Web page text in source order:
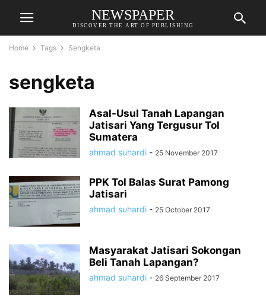
NEWSPAPER
DISCOVER THE ART OF PUBLISHING
Home Tags Sengketa
sengketa
Asal-Usul Tanah Lapangan
Jatisari Yang Tergusur Tol
Sumatera
ahmad suhardi - 25 November 2017
PPK Tol Balas Surat Pamong
Jatisari
ahmad suhardi - 25 October 2017
Masyarakat Jatisari Sokongan
Beli Tanah Lapangan?
ahmad suhardi - 26 September 2017